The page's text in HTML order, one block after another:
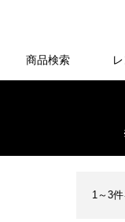
商品検索
1～3